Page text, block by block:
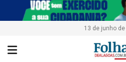
13 de junho